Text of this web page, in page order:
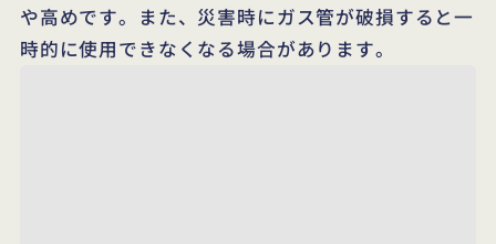
や高めです。また、災害時にガス管が破損すると一
時的に使用できなくなる場合があります。